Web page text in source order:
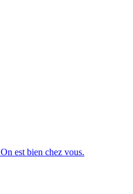
On est bien chez vous.